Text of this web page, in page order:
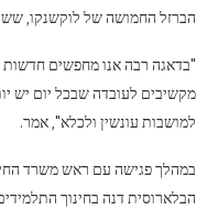
הברזל החמושה של לוקשנקו,
"בדאגה רבה אנו מחפשים חדשות
מקשיבים לעובדה שבכל יום יש
למושבות עונשין ולכלא", אמר.
במהלך פגישה עם ראש משרד
הבלארוסית דנה בחינוך